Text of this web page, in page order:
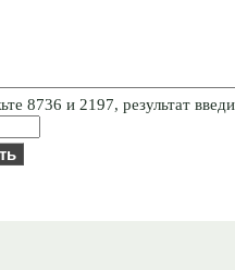
8736 и 2197, результат